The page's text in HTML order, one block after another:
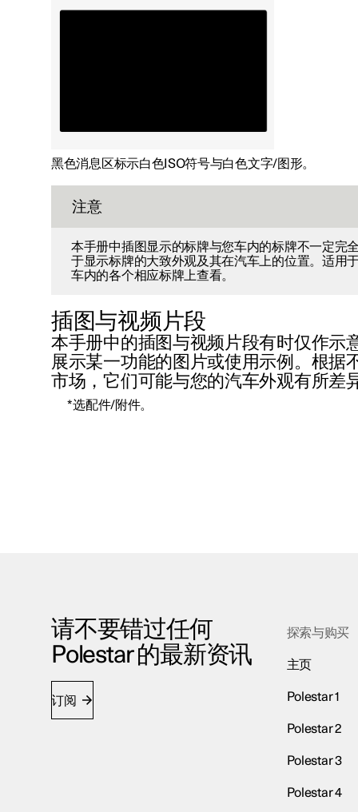
黑色消息区标示白色ISO符号与白色文字/图形。
注意
本手册中插图显示的标牌与您车内的标牌不一定完
于显示标牌的大致外观及其在汽车上的位置。适用
车内的各个相应标牌上查看。
插图与视频片段
本手册中的插图与视频片段有时仅作示
展示某一功能的图片或使用示例。根据
市场，它们可能与您的汽车外观有所差
*选配件/附件。
请不要错过任何
Polestar 的最新资讯
订阅
探索与购买
主页
Polestar 1
Polestar 2
Polestar 3
Polestar 4